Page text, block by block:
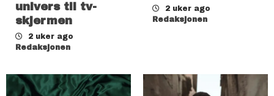
univers til tv-
skjermen
2 uker ago
Redaksjonen
2 uker ago
Redaksjonen